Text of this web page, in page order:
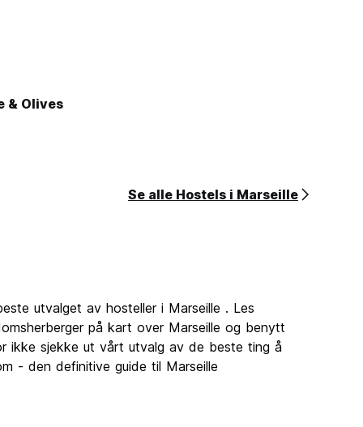
& Olives
Se alle Hostels i Marseille
utvalget av hosteller i Marseille . Les
på kart over Marseille og benytt
ikke sjekke ut vårt utvalg av de beste ting å
- den definitive guide til Marseille